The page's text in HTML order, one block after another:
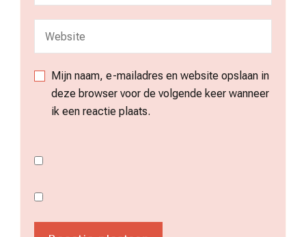
Mijn naam, e-mailadres en website opslaan in
deze browser voor de volgende keer wanneer
ik een reactie plaats.